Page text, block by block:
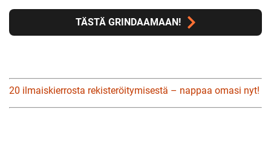
TÄSTÄ GRINDAAMAAN!
20 ilmaiskierrosta rekisteröitymisestä – nappaa omasi nyt!